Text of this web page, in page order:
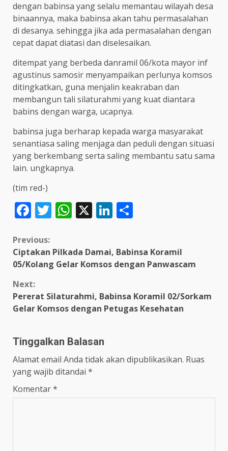
dengan babinsa yang selalu memantau wilayah desa
binaannya, maka babinsa akan tahu permasalahan
di desanya. sehingga jika ada permasalahan dengan
cepat dapat diatasi dan diselesaikan.
ditempat yang berbeda danramil 06/kota mayor inf
agustinus samosir menyampaikan perlunya komsos
ditingkatkan, guna menjalin keakraban dan
membangun tali silaturahmi yang kuat diantara
babins dengan warga, ucapnya.
babinsa juga berharap kepada warga masyarakat
senantiasa saling menjaga dan peduli dengan situasi
yang berkembang serta saling membantu satu sama
lain. ungkapnya.
(tim red-)
Facebook
Twitter
WhatsApp
X LinkedIn
Continue
Reading
Previous:
Ciptakan Pilkada Damai, Babinsa Koramil
05/Kolang Gelar Komsos dengan Panwascam
Next:
Pererat Silaturahmi, Babinsa Koramil 02/Sorkam
Gelar Komsos dengan Petugas Kesehatan
Tinggalkan Balasan
Alamat email Anda tidak akan dipublikasikan. Ruas
yang wajib ditandai *
Komentar*